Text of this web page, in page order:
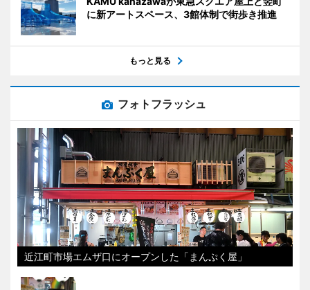
に新アートスペース、3館体制で街歩き推進
もっと見る
フォトフラッシュ
近江町市場エムザ口にオープンした「まんぷく屋」